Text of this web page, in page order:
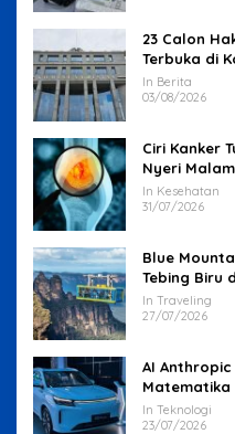
23 Calon
Terbuka di
In Berita
03/08/2026
Ciri Kanker
Nyeri
In Kesehatan
31/07/2026
Blue
Tebing Biru
In Traveling
27/07/2026
AI Anthropic
Matematika
In Teknologi
23/07/2026